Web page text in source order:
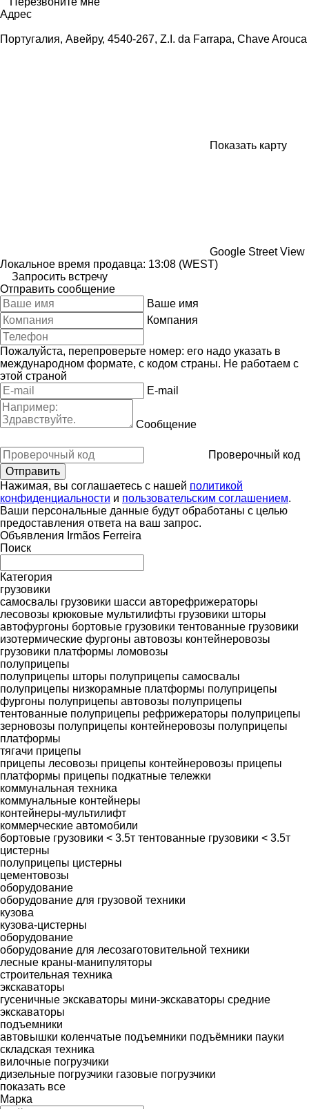
Адрес
Португалия, Авейру, 4540-267, Z.I. da Farrapa, Chave Arouca
Показать карту
Google Street View
Локальное время продавца: 13:08 (WEST)
Запросить встречу
Отправить сообщение
Ваше имя
Компания
Пожалуйста, перепроверьте номер: его надо указать в
международном формате, с кодом страны. Не работаем с
этой страной
E-mail
Сообщение
Проверочный код
Нажимая, вы соглашаетесь с нашей политикой
конфиденциальности и пользовательским соглашением.
Ваши персональные данные будут обработаны с целью
предоставления ответа на ваш запрос.
Объявления Irmãos Ferreira
Поиск
Категория
грузовики
самосвалы грузовики шасси авторефрижераторы
лесовозы крюковые мультилифты грузовики шторы
автофургоны бортовые грузовики тентованные грузовики
изотермические фургоны автовозы контейнеровозы
грузовики платформы ломовозы
полуприцепы
полуприцепы шторы полуприцепы самосвалы
полуприцепы низкорамные платформы полуприцепы
фургоны полуприцепы автовозы полуприцепы
тентованные полуприцепы рефрижераторы полуприцепы
зерновозы полуприцепы контейнеровозы полуприцепы
платформы
тягачи прицепы
прицепы лесовозы прицепы контейнеровозы прицепы
платформы прицепы подкатные тележки
коммунальная техника
коммунальные контейнеры
контейнеры-мультилифт
коммерческие автомобили
бортовые грузовики < 3.5т тентованные грузовики < 3.5т
цистерны
полуприцепы цистерны
цементовозы
оборудование
оборудование для грузовой техники
кузова
кузова-цистерны
оборудование
оборудование для лесозаготовительной техники
лесные краны-манипуляторы
строительная техника
экскаваторы
гусеничные экскаваторы мини-экскаваторы средние
экскаваторы
подъемники
автовышки коленчатые подъемники подъёмники пауки
складская техника
вилочные погрузчики
дизельные погрузчики газовые погрузчики
показать все
Марка